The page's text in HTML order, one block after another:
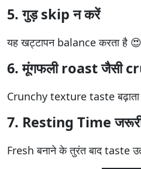
5. गुड़ skip न करें
यह खट्टापन balance करता है 😍
6. मूंगफली roast जैसी
Crunchy texture taste बढ़ाता
7. Resting Time
Fresh बनाने के तुरंत बाद taste